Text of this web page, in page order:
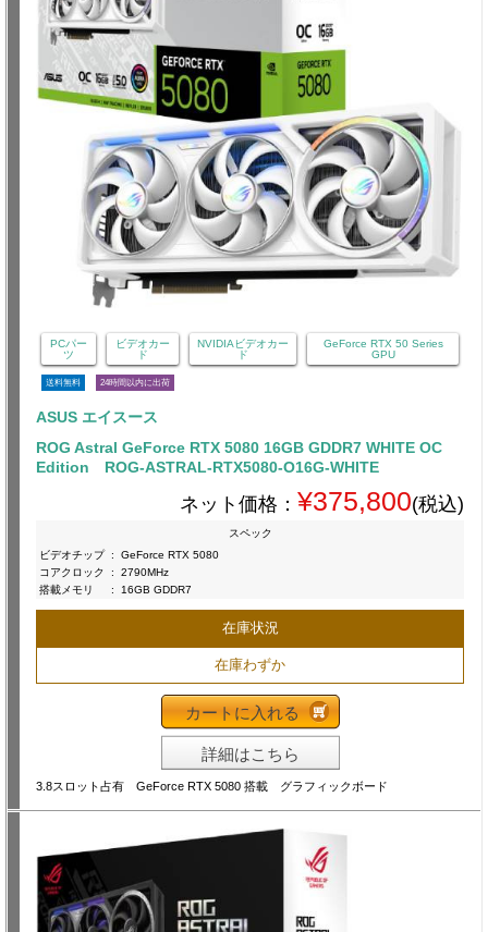
PCパー
ツ
ビデオカー
ド
NVIDIAビデオカー
ド
GeForce RTX 50 Series
GPU
送料無料 24時間以内に出荷
ASUS エイスース
ROG Astral GeForce RTX 5080 16GB GDDR7 WHITE OC
Edition ROG-ASTRAL-RTX5080-O16G-WHITE
ネット価格： ¥375,800(税込)
スペック
ビデオチップ :
GeForce RTX 5080
コアクロック
:
2790MHz
搭載メモリ
: 16GB GDDR7
在庫状況
在庫わずか
カートに入れる
詳細はこちら
3.8スロット占有 GeForce RTX 5080 搭載 グラフィックボード